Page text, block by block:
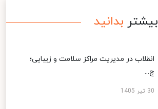
بیشتر بدانید
انقلاب در مدیریت مراکز سلامت و زیبایی؛
چ...
30 تیر 1405